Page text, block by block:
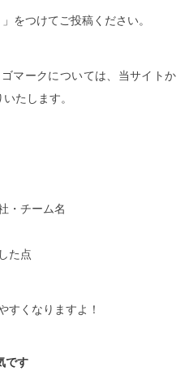
をつけてご投稿ください。
マークについては、当サイトか
たします。
・チーム名
た点
すくなりますよ！